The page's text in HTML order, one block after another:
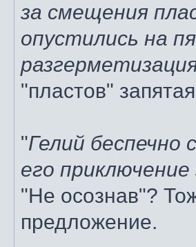
за смещения
опустились на
"пластов"
"Гелий беспечно
его
"Не осознав"?
предложение.